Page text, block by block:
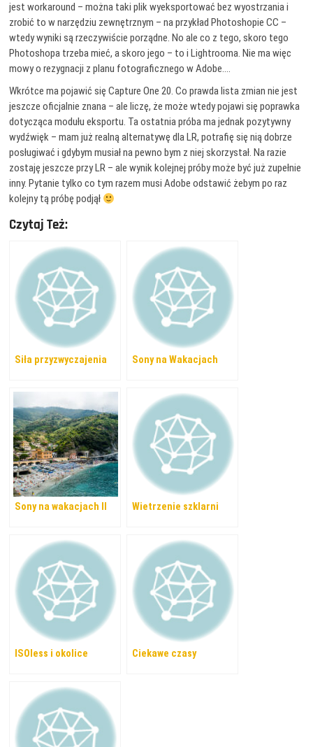
jest workaround – można taki plik wyeksportować bez wyostrzania i
zrobić to w narzędziu zewnętrznym – na przykład Photoshopie CC –
wtedy wyniki są rzeczywiście porządne. No ale co z tego, skoro tego
Photoshopa trzeba mieć, a skoro jego – to i Lightrooma. Nie ma więc
mowy o rezygnacji z planu fotograficznego w Adobe….
Wkrótce ma pojawić się Capture One 20. Co prawda lista zmian nie jest
jeszcze oficjalnie znana – ale liczę, że może wtedy pojawi się poprawka
dotycząca modułu eksportu. Ta ostatnia próba ma jednak pozytywny
wydźwięk – mam już realną alternatywę dla LR, potrafię się nią dobrze
posługiwać i gdybym musiał na pewno bym z niej skorzystał. Na razie
zostaję jeszcze przy LR – ale wynik kolejnej próby może być już zupełnie
inny. Pytanie tylko co tym razem musi Adobe odstawić żebym po raz
kolejny tą próbę podjął
Czytaj Też:
Siła przyzwyczajenia Sony na Wakacjach
Sony na wakacjach II Wietrzenie szklarni
ISOless i okolice Ciekawe czasy